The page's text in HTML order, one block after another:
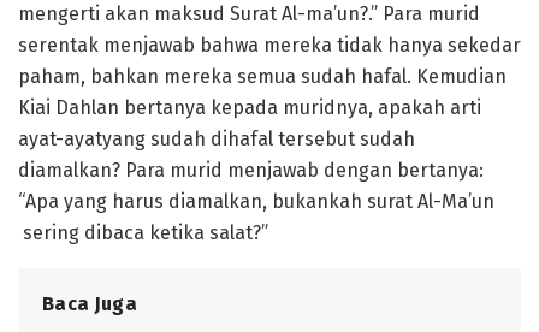
mengerti akan maksud Surat Al-ma’un?.” Para murid
serentak menjawab bahwa mereka tidak hanya sekedar
paham, bahkan mereka semua sudah hafal. Kemudian
Kiai Dahlan bertanya kepada muridnya, apakah arti
ayat-ayatyang sudah dihafal tersebut sudah
diamalkan? Para murid menjawab dengan bertanya:
“Apa yang harus diamalkan, bukankah surat Al-Ma’un
sering dibaca ketika salat?”
Baca Juga